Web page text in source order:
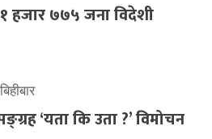
हजार ७७५ जना विदेशी
‘यता कि उता ?’ विमोचन